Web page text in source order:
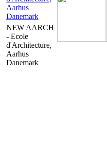
NEW AARCH
- Ecole
d'Architecture,
Aarhus
Danemark